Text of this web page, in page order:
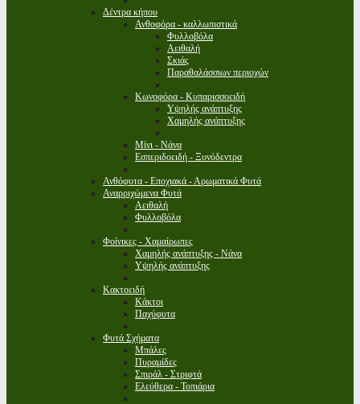
Δέντρα κήπου
Ανθοφόρα - καλλωπιστικά
Φυλλοβόλα
Αειθαλή
Σκιάς
Παραθαλάσσιων περιοχών
Κωνοφόρα - Κυπαρισσοειδή
Υψηλής ανάπτυξης
Χαμηλής ανάπτυξης
Μίνι - Νάνα
Εσπεριδοειδή - Ξυνόδεντρα
Ανθόφυτα - Εποχιακά - Αρωματικά Φυτά
Αναρριχώμενα Φυτά
Αειθαλή
Φυλλοβόλα
Φοίνικες - Χαμαίρωπες
Χαμηλής ανάπτυξης - Νάνα
Υψηλής ανάπτυξης
Κακτοειδή
Κάκτοι
Παχύφυτα
Φυτά Σχήματα
Μπάλες
Πυραμίδες
Σπιράλ - Στριφτά
Ελεύθερα - Τοπιάρια